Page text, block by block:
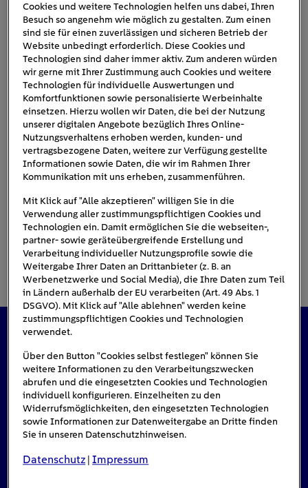
vw-id-3
Das könnte Sie auch interessieren
#Solarenergie
Cookies und weitere Technologien helfen uns dabei, Ihren
Besuch so angenehm wie möglich zu gestalten. Zum einen
sind sie für einen zuverlässigen und sicheren Betrieb der
Website unbedingt erforderlich. Diese Cookies und
Technologien sind daher immer aktiv. Zum anderen würden
wir gerne mit Ihrer Zustimmung auch Cookies und weitere
Technologien für individuelle Auswertungen und
Komfortfunktionen sowie personalisierte Werbeinhalte
einsetzen. Hierzu wollen wir Daten, die bei der Nutzung
unserer digitalen Angebote bezüglich Ihres Online-
Nutzungsverhaltens erhoben werden, kunden- und
vertragsbezogene Daten, weitere zur Verfügung gestellte
Informationen sowie Daten, die wir im Rahmen Ihrer
Kommunikation mit uns erheben, zusammenführen.
Mit Klick auf "Alle akzeptieren" willigen Sie in die
Verwendung aller zustimmungspflichtigen Cookies und
Technologien ein. Damit ermöglichen Sie die webseiten-,
partner- sowie geräteübergreifende Erstellung und
Verarbeitung individueller Nutzungsprofile sowie die
Weitergabe Ihrer Daten an Drittanbieter (z. B. an
Werbenetzwerke und Social Media), die Ihre Daten zum Teil
in Ländern außerhalb der EU verarbeiten (Art. 49 Abs. 1
DSGVO). Mit Klick auf "Alle ablehnen" werden keine
zustimmungspflichtigen Cookies und Technologien
verwendet.
Über den Button "Cookies selbst festlegen" können Sie
weitere Informationen zu den Verarbeitungszwecken
abrufen und die eingesetzten Cookies und Technologien
individuell konfigurieren. Einzelheiten zu den
Widerrufsmöglichkeiten, den eingesetzten Technologien
sowie Informationen zur Datenweitergabe an Dritte finden
Sie in unseren Datenschutzhinweisen.
Datenschutz |Impressum